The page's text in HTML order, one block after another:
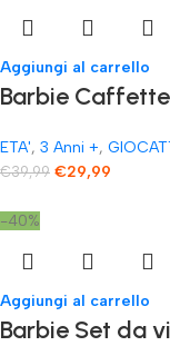
Aggiungi al carrello
​Barbie
ETA', 3 Anni +,
€39,99 €29,99
-40%
Aggiungi al carrello
Barbie Set da